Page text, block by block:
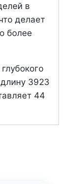
в
делает
более
3923
44